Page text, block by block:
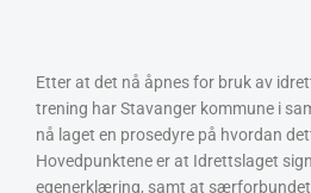
Etter at det nå åpnes for bruk av
trening har Stavanger kommune i
nå laget en prosedyre på hvordan
Hovedpunktene er at Idrettslaget
egenerklæring, samt at